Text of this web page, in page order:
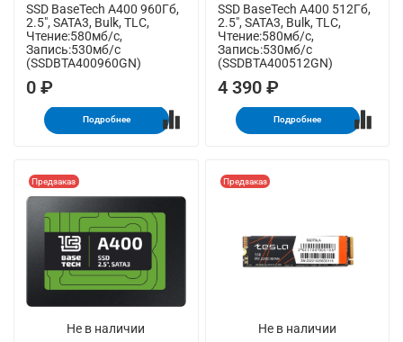
SSD BaseTech A400 960Гб,
2.5", SATA3, Bulk, TLC,
Чтение:580мб/с,
Запись:530мб/с
(SSDBTA400960GN)
0 ₽
Подробнее
SSD BaseTech A400 512Гб,
2.5", SATA3, Bulk, TLC,
Чтение:580мб/с,
Запись:530мб/с
(SSDBTA400512GN)
4 390 ₽
Подробнее
Не в наличии
Предзаказ
Не в наличии
Предзаказ